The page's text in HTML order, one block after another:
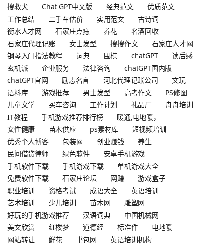
搜救犬
Chat GPT中文版 经典范文
优质范文
工作总结
二手车估价 实用范文
古诗词
衡水人才网
石家庄点痣 养花
名酒回收
石家庄代理记账
女士发型 搜搜作文
石家庄人才网
钢琴入门指法教程
词典 围棋 chatGPT
读后感
玄机派
企业服务 法律咨询
chatGPT国内版
chatGPT官网
励志名言 河北代理记账公司
文玩
语料库
游戏推荐 男士发型 高考作文
PS修图
儿童文学
买车咨询 工作计划 礼品厂
舟舟培训
IT教程
手机游戏推荐排行榜
暖通,电地暖，
女性健康
苗木供应 ps素材库
短视频培训
优秀个人博客
包装网 创业赚钱
养生
民间借贷律师
绿色软件
安卓手机游戏
手机软件下载
手机游戏下载
单机游戏大全
免费软件下载
石家庄论坛 网赚
游戏盒子
职业培训
资格考试 成语大全
英语培训
艺术培训
少儿培训 苗木网
雕塑网
好玩的手机游戏推荐
汉语词典
中国机械网
美文欣赏
红楼梦 道德经 标准件
电地暖
网站转让
鲜花 书包网 英语培训机构